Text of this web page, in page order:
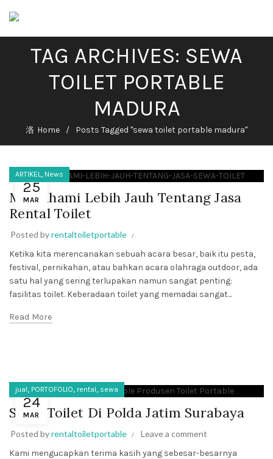
TAG ARCHIVES: SEWA
TOILET PORTABLE
MADURA
Home Posts Tagged "sewa toilet portable madura"
25
MAR
ARTIKEL, News
Memahami Lebih Jauh Tentang Jasa
Rental Toilet
Posted byrentaltoiletportable
Ketika kita merencanakan sebuah acara besar, baik itu pesta,
festival, pernikahan, atau bahkan acara olahraga outdoor, ada
satu hal yang sering terlupakan namun sangat penting:
fasilitas toilet. Keberadaan toilet yang memadai sangat...
Read More
24
MAR
jual, PORTOFOLIO, rental, sewa
Sewa Toilet Di Polda Jatim Surabaya
Posted byrentaltoiletportable
Leave a comment
Kami mengucapkan terima kasih yang sebesar-besarnya